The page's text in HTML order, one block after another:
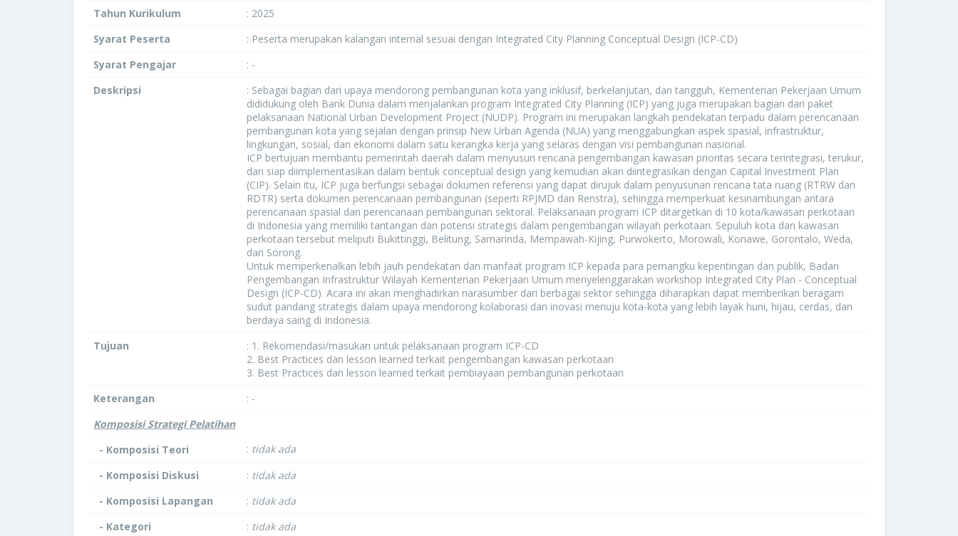
Tahun Kurikulum
: 2025
Syarat Peserta
: Peserta merupakan kalangan internal sesuai dengan Integrated City Planning Conceptual Design (ICP-CD)
Syarat Pengajar
: -
Deskripsi
: Sebagai bagian dari upaya mendorong pembangunan kota yang inklusif, berkelanjutan, dan tangguh, Kementerian Pekerjaan Umum
dididukung oleh Bank Dunia dalam menjalankan program Integrated City Planning (ICP) yang juga merupakan bagian dari paket
pelaksanaan National Urban Development Project (NUDP). Program ini merupakan langkah pendekatan terpadu dalam perencanaan
pembangunan kota yang sejalan dengan prinsip New Urban Agenda (NUA) yang menggabungkan aspek spasial, infrastruktur,
lingkungan, sosial, dan ekonomi dalam satu kerangka kerja yang selaras dengan visi pembangunan nasional.
ICP bertujuan membantu pemerintah daerah dalam menyusun rencana pengembangan kawasan prioritas secara terintegrasi, terukur,
dan siap diimplementasikan dalam bentuk conceptual design yang kemudian akan diintegrasikan dengan Capital Investment Plan
(CIP). Selain itu, ICP juga berfungsi sebagai dokumen referensi yang dapat dirujuk dalam penyusunan rencana tata ruang (RTRW dan
RDTR) serta dokumen perencanaan pembangunan (seperti RPJMD dan Renstra), sehingga memperkuat kesinambungan antara
perencanaan spasial dan perencanaan pembangunan sektoral. Pelaksanaan program ICP ditargetkan di 10 kota/kawasan perkotaan
di Indonesia yang memiliki tantangan dan potensi strategis dalam pengembangan wilayah perkotaan. Sepuluh kota dan kawasan
perkotaan tersebut meliputi Bukittinggi, Belitung, Samarinda, Mempawah-Kijing, Purwokerto, Morowali, Konawe, Gorontalo, Weda,
dan Sorong.
Untuk memperkenalkan lebih jauh pendekatan dan manfaat program ICP kepada para pemangku kepentingan dan publik, Badan
Pengembangan Infrastruktur Wilayah Kementerian Pekerjaan Umum menyelenggarakan workshop Integrated City Plan - Conceptual
Design (ICP-CD). Acara ini akan menghadirkan narasumber dari berbagai sektor sehingga diharapkan dapat memberikan beragam
sudut pandang strategis dalam upaya mendorong kolaborasi dan inovasi menuju kota-kota yang lebih layak huni, hijau, cerdas, dan
berdaya saing di Indonesia.
Tujuan
: 1. Rekomendasi/masukan untuk pelaksanaan program ICP-CD
2. Best Practices dan lesson learned terkait pengembangan kawasan perkotaan
3. Best Practices dan lesson learned terkait pembiayaan pembangunan perkotaan
Keterangan
: -
Komposisi Strategi Pelatihan
- Komposisi Teori
: tidak ada
- Komposisi Diskusi
: tidak ada
- Komposisi Lapangan
: tidak ada
- Kategori
: tidak ada